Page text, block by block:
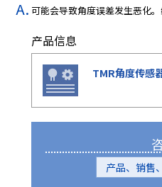
可能会导致角度误差发生恶化。
产品信息
TMR角度传感
产品、销售